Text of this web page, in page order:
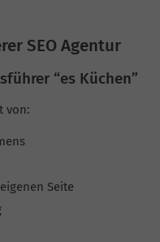
SEO Agentur
“es Küchen”
von:
Seite